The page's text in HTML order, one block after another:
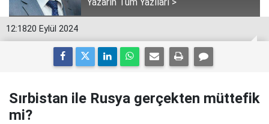
12:1820 Eylül 2024
Sırbistan ile Rusya gerçekten müttefik
mi?